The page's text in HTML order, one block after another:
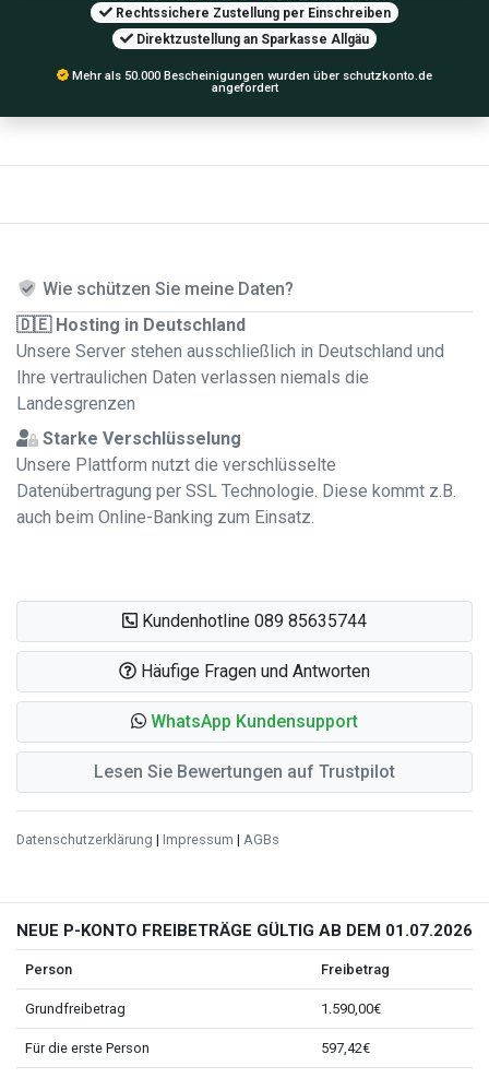
Rechtssichere Zustellung per Einschreiben
Direktzustellung an Sparkasse Allgäu
Mehr als 50.000 Bescheinigungen wurden über schutzkonto.de
angefordert
Wie schützen Sie meine Daten?
🇩🇪 Hosting in Deutschland
Unsere Server stehen ausschließlich in Deutschland und
Ihre vertraulichen Daten verlassen niemals die
Landesgrenzen
Starke Verschlüsselung
Unsere Plattform nutzt die verschlüsselte
Datenübertragung per SSL Technologie. Diese kommt z.B.
auch beim Online-Banking zum Einsatz.
Kundenhotline 089 85635744
Häufige Fragen und Antworten
WhatsApp Kundensupport
Lesen Sie Bewertungen auf Trustpilot
Datenschutzerklärung | Impressum | AGBs
NEUE P-KONTO FREIBETRÄGE GÜLTIG AB DEM 01.07.2026
Person Freibetrag
Grundfreibetrag 1.590,00€
Für die erste Person 597,42€